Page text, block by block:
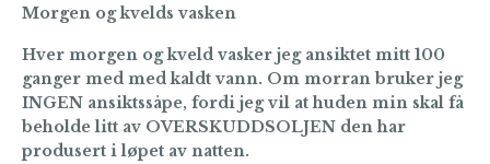
Morgen og kvelds vasken
Hver morgen og kveld vasker jeg ansiktet mitt 100
ganger med med kaldt vann. Om morran bruker jeg
INGEN ansiktssåpe, fordi jeg vil at huden min skal få
beholde litt av OVERSKUDDSOLJEN den har
produsert i løpet av natten.